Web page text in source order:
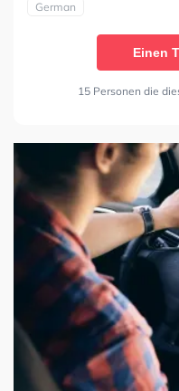
German
Einen
15 Personen die